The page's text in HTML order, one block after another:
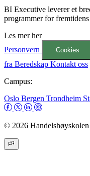
BI Executive leverer et
programmer for
Les mer her
Personvern
Cookies
fra Beredskap Kontakt oss
Campus:
Oslo Bergen Trondheim
© 2026